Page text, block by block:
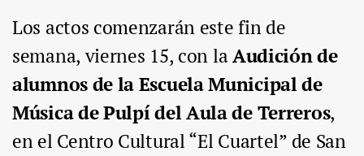
Los actos comenzarán este fin de
semana,viernes 15, con laAudición de
alumnos de la Escuela Municipal de
Música de Pulpí del Aula de Terreros,
en el Centro Cultural “El Cuartel” de San